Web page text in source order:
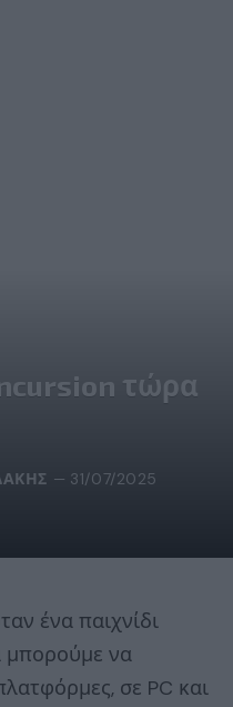
τώρα
31/07/2025
ένα παιχνίδι
μπορούμε να
σε PC και